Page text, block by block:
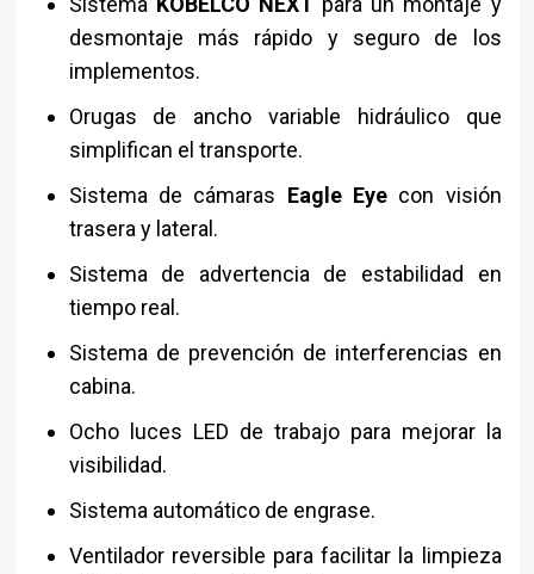
desmontaje más rápido y seguro de los
implementos.
Orugas de ancho variable hidráulico que
simplifican el transporte.
Sistema de cámaras Eagle Eyecon visión
trasera y lateral.
Sistema de advertencia de estabilidad en
tiempo real.
Sistema de prevención de interferencias en
cabina.
Ocho luces LED de trabajo para mejorar la
visibilidad.
Sistema automático de engrase.
Ventilador reversible para facilitar la limpieza